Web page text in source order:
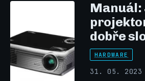
Manuál:
dobře
HARDWARE
31. 05. 2023